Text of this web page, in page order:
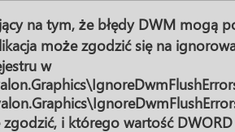
na tym, że błędy DWM mogą
może zgodzić się na
w
zgodzić, i którego wartość